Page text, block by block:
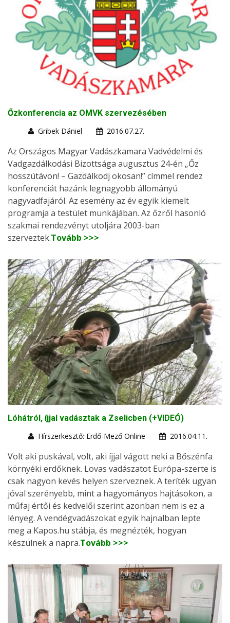
Őzkonferencia az OMVK szervezésében
Gribek Dániel
2016.07.27.
Az Országos Magyar Vadászkamara Vadvédelmi és
Vadgazdálkodási Bizottsága augusztus 24-én „Őz
hosszútávon! – Gazdálkodj okosan!” címmel rendez
konferenciát hazánk legnagyobb állományú
nagyvadfajáról. Az esemény az év egyik kiemelt
programja a testület munkájában. Az őzről hasonló
szakmai rendezvényt utoljára 2003-ban
szerveztek.Tovább >>>
Lóhátról, íjjal vadásztak a Zselicben (+VIDEÓ)
Hírszerkesztő: Erdő-Mező Online
2016.04.11.
Volt aki puskával, volt, aki íjjal vágott neki a Bőszénfa
környéki erdőknek. Lovas vadászatot Európa-szerte is
csak nagyon kevés helyen szerveznek. A teríték ugyan
jóval szerényebb, mint a hagyományos hajtásokon, a
műfaj értői és kedvelői szerint azonban nem is ez a
lényeg. A vendégvadászokat egyik hajnalban lepte
meg a Kapos.hu stábja, és megnézték, hogyan
készülnek a napra.Tovább >>>